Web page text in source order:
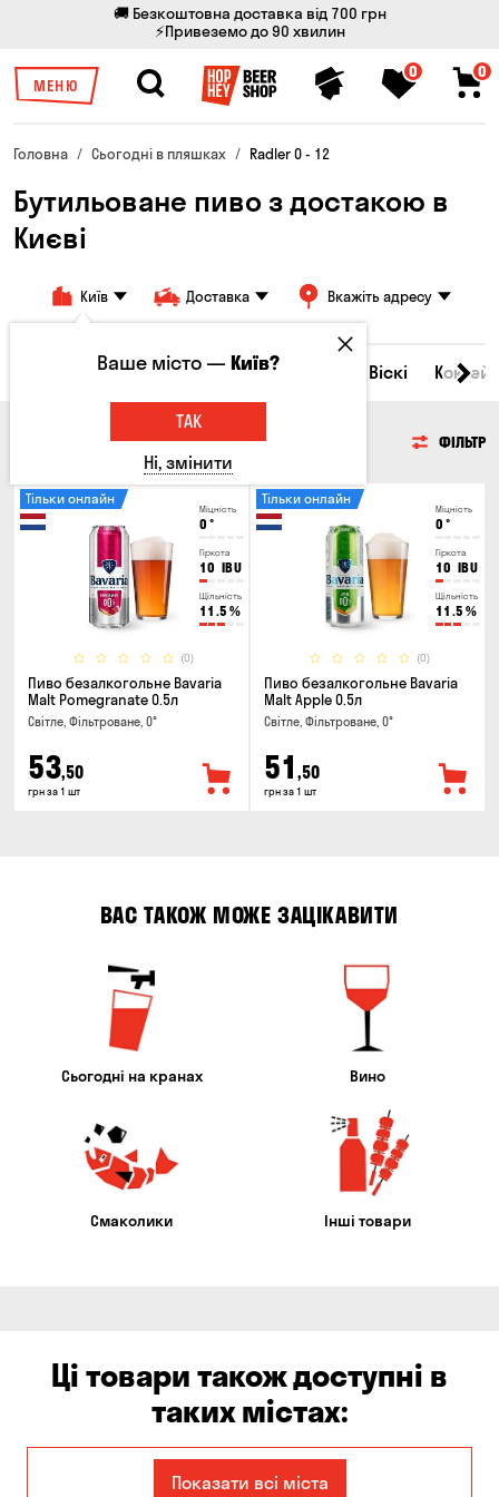
🚚 Безкоштовна доставка від 700 грн
⚡Привеземо до 90 хвилин
МЕНЮ
0 0
Головна Сьогодні в пляшках Radler 0 - 12
Бутильоване пиво з достакою в
Києві
Київ Доставка Вкажіть адресу
Всі товари Пиво Сидр Віскі
ФІЛЬТР
Міцність
0 °
Гіркота
10 IBU
Щільність
11.5 %
(0)
Тільки онлайн
Пиво безалкогольне Bavaria
Malt Pomegranate 0.5л
Світле, Фільтроване, 0°
53,50
грн за 1 шт
Міцність
0 °
Гіркота
10 IBU
Щільність
11.5 %
(0)
Тільки онлайн
Пиво безалкогольне Bavaria
Malt Apple 0.5л
Світле, Фільтроване, 0°
51 ,50
грн за 1 шт
ВАС ТАКОЖ МОЖЕ ЗАЦІКАВИТИ
Сьогодні на кранах Вино
Смаколики Інші товари
Ці товари також доступні в
таких містах:
Показати всі міста
Ваше місто —Київ?
ТАК
Ні, змінити